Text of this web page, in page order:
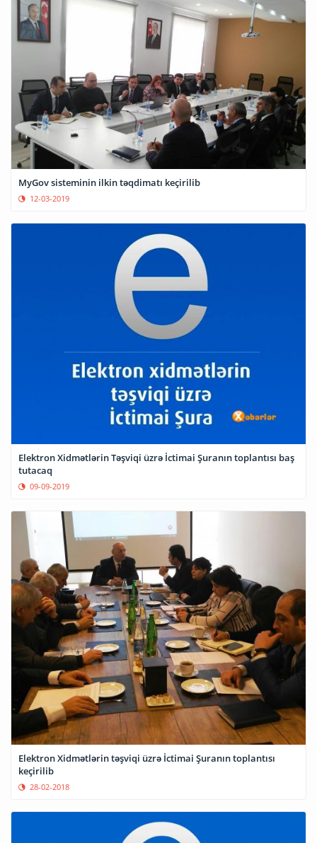
MyGov sisteminin ilkin təqdimatı keçirilib
12-03-2019
Elektron Xidmətlərin Təşviqi üzrə İctimai Şuranın toplantısı baş
tutacaq
09-09-2019
Elektron Xidmətlərin təşviqi üzrə İctimai Şuranın toplantısı
keçirilib
28-02-2018